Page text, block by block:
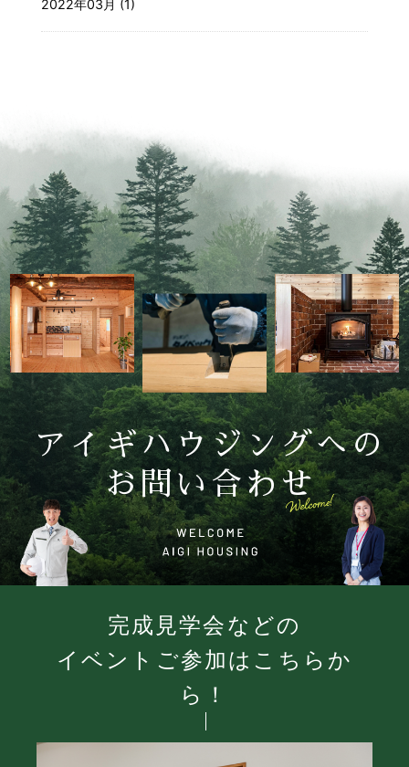
2022年03月 (1)
アイギハウジングへの
お問い合わせ
完成見学会などの
イベントご参加はこちらか
ら！